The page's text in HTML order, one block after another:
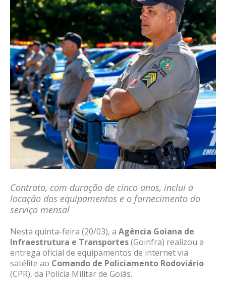
Contrato, com duração de cinco anos, inclui a
locação dos equipamentos e o fornecimento do
serviço mensal
Nesta quinta-feira (20/03), a Agência Goiana de
Infraestrutura e Transportes(Goinfra) realizou a
entrega oficial de equipamentos de internet via
satélite ao Comando de Policiamento Rodoviário
(CPR), da Polícia Militar de Goiás.